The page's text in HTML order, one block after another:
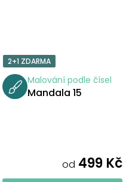
2+1 ZDARMA
Malování podle čísel
Mandala 15
od 499 Kč